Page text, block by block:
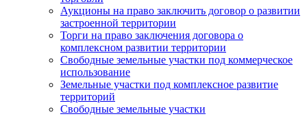
Аукционы на право заключить договор о развитии
застроенной территории
Торги на право заключения договора о
комплексном развитии территории
Свободные земельные участки под коммерческое
использование
Земельные участки под комплексное развитие
территорий
Свободные земельные участки